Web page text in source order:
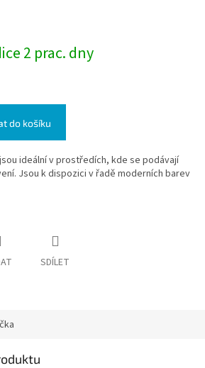
2 prac. dny
do košíku
ideální v prostředích, kde se podávají
Jsou k dispozici v řadě moderních barev
SDÍLET